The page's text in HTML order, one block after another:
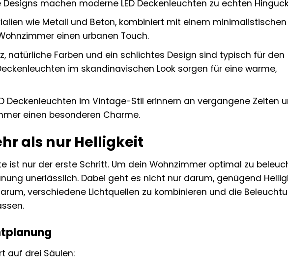
machen moderne LED Deckenleuchten zu echten
wie Metall und Beton, kombiniert mit einem minimalistischen
einen urbanen Touch.
natürliche Farben und ein schlichtes Design sind typisch für den
im skandinavischen Look sorgen für eine warme,
Deckenleuchten im Vintage-Stil erinnern an vergangene Zeiten
einen besonderen Charme.
als nur Helligkeit
ist nur der erste Schritt. Um dein Wohnzimmer optimal zu
unerlässlich. Dabei geht es nicht nur darum, genügend
verschiedene Lichtquellen zu kombinieren und die
auf drei Säulen: